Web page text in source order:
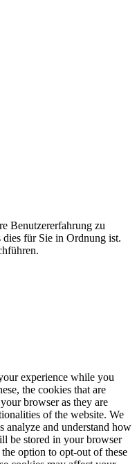
Benutzererfahrung zu
dies für Sie in Ordnung ist.
experience while you
the cookies that are
browser as they are
of the website. We
analyze and understand how
be stored in your browser
option to opt-out of these